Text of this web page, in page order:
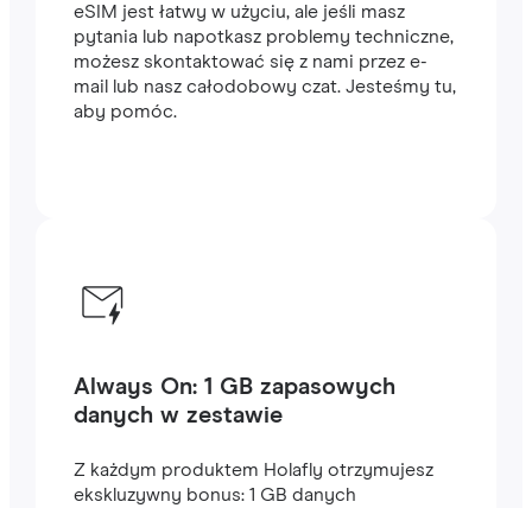
eSIM jest łatwy w użyciu, ale jeśli masz
pytania lub napotkasz problemy techniczne,
możesz skontaktować się z nami przez e-
mail lub nasz całodobowy czat. Jesteśmy tu,
aby pomóc.
Always On: 1 GB zapasowych
danych w zestawie
Z każdym produktem Holafly otrzymujesz
ekskluzywny bonus: 1 GB danych